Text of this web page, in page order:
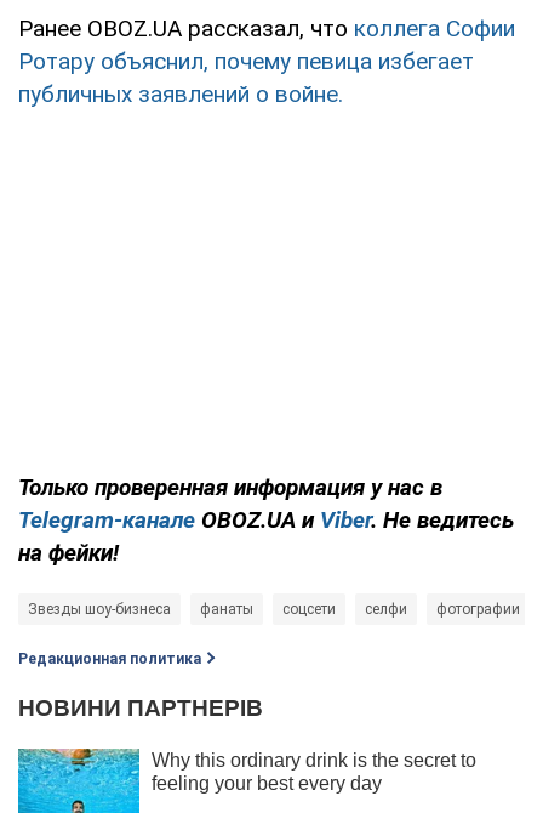
Ранее OBOZ.UA рассказал, что коллега Софии
Ротару объяснил, почему певица избегает
публичных заявлений о войне.
Только проверенная информация у нас в
Telegram-канале OBOZ.UA и Viber. Не ведитесь
на фейки!
Звезды шоу-бизнеса фанаты соцсети селфи фотографии
Редакционная политика